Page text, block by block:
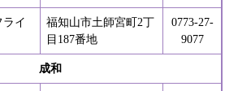
イ
福知山市土師宮町2丁
目187番地
0773-27-
9077
成和